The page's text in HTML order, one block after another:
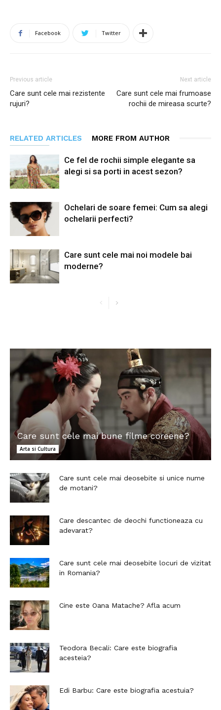
Facebook Twitter
Previous article
Care sunt cele mai rezistente
rujuri?
Next article
Care sunt cele mai frumoase
rochii de mireasa scurte?
RELATED ARTICLES MORE FROM AUTHOR
Ce fel de rochii simple elegante sa
alegi si sa porti in acest sezon?
Ochelari de soare femei: Cum sa alegi
ochelarii perfecti?
Care sunt cele mai noi modele bai
moderne?
Care sunt cele mai bune filme coreene?
Arta si Cultura
Care sunt cele mai deosebite si unice nume
de motani?
Care descantec de deochi functioneaza cu
adevarat?
Care sunt cele mai deosebite locuri de vizitat
in Romania?
Cine este Oana Matache? Afla acum
Teodora Becali: Care este biografia
acesteia?
Edi Barbu: Care este biografia acestuia?